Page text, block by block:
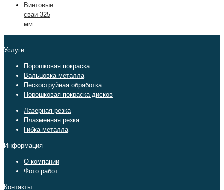
Винтовые
сваи 325
мм
Услуги
Порошковая покраска
Вальцовка металла
Пескоструйная обработка
Порошковая покраска дисков
Лазерная резка
Плазменная резка
Гибка металла
Информация
О компании
Фото работ
Контакты